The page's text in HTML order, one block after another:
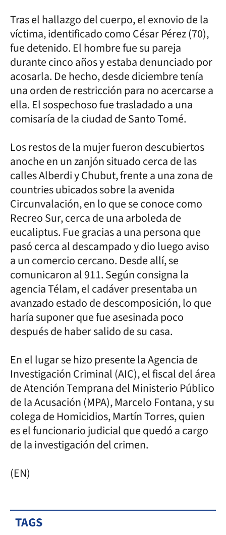
Tras el hallazgo del cuerpo, el exnovio de la
víctima, identificado como César Pérez (70),
fue detenido. El hombre fue su pareja
durante cinco años y estaba denunciado por
acosarla. De hecho, desde diciembre tenía
una orden de restricción para no acercarse a
ella. El sospechoso fue trasladado a una
comisaría de la ciudad de Santo Tomé.
Los restos de la mujer fueron descubiertos
anoche en un zanjón situado cerca de las
calles Alberdi y Chubut, frente a una zona de
countries ubicados sobre la avenida
Circunvalación, en lo que se conoce como
Recreo Sur, cerca de una arboleda de
eucaliptus. Fue gracias a una persona que
pasó cerca al descampado y dio luego aviso
a un comercio cercano. Desde allí, se
comunicaron al 911. Según consigna la
agencia Télam, el cadáver presentaba un
avanzado estado de descomposición, lo que
haría suponer que fue asesinada poco
después de haber salido de su casa.
En el lugar se hizo presente la Agencia de
Investigación Criminal (AIC), el fiscal del área
de Atención Temprana del Ministerio Público
de la Acusación (MPA), Marcelo Fontana, y su
colega de Homicidios, Martín Torres, quien
es el funcionario judicial que quedó a cargo
de la investigación del crimen.
(EN)
TAGS